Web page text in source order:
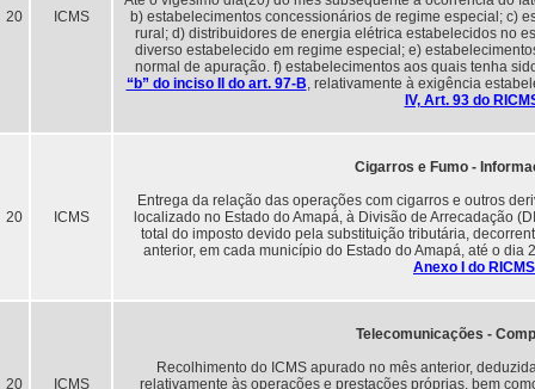
20 ICMS
b) estabelecimentos concessionários de regime especial; c)
rural; d) distribuidores de energia elétrica estabelecidos no
diverso estabelecido em regime especial; e)
normal de apuração. f) estabelecimentos aos quais tenha
“b” do inciso II do art. 97-B, relativamente à exigência
IV, Art. 93 do
20 ICMS
Cigarros e Fumo -
Entrega da relação das operações com cigarros e outros
localizado no Estado do Amapá, à Divisão de Arrecadação
total do imposto devido pela substituição tributária,
anterior, em cada município do Estado do Amapá, até o
Anexo I do
20 ICMS
Telecomunicações -
Recolhimento do ICMS apurado no mês anterior,
relativamente às operações e prestações próprias, bem